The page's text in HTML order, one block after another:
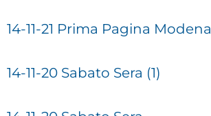
14-11-21 Prima Pagina Modena
14-11-20 Sabato Sera (1)